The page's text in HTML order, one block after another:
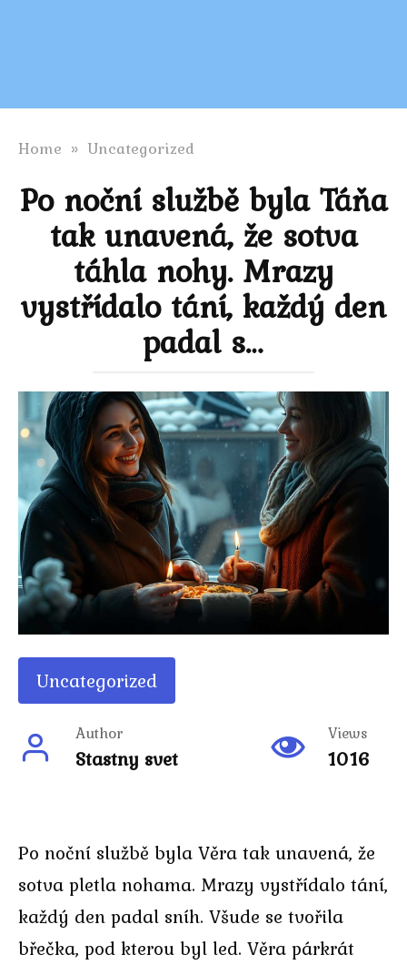
Home » Uncategorized
Po noční službě byla Táňa
tak unavená, že sotva
táhla nohy. Mrazy
vystřídalo tání, každý den
padal s…
Uncategorized
Author
Stastny svet
Views
1016
Po noční službě byla Věra tak unavená, že
sotva pletla nohama. Mrazy vystřídalo tání,
každý den padal sníh. Všude se tvořila
břečka, pod kterou byl led. Věra párkrát